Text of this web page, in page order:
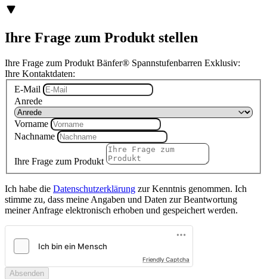
Ihre Frage zum Produkt stellen
Ihre Frage zum Produkt Bänfer® Spannstufenbarren Exklusiv:
Ihre Kontaktdaten:
E-Mail
Anrede
Vorname
Nachname
Ihre Frage zum Produkt
Ich habe die Datenschutzerklärung zur Kenntnis genommen. Ich
stimme zu, dass meine Angaben und Daten zur Beantwortung
meiner Anfrage elektronisch erhoben und gespeichert werden.
Friendly Captcha
Absenden